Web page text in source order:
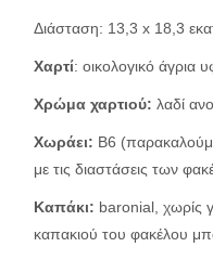
Διάσταση: 13,3 x 18,3
Χαρτί: οικολογικό άγρια
Χρώμα χαρτιού: λαδί
Χωράει: Β6
με τις διαστάσεις των
Καπάκι: baronial, χωρίς
καπακιού του φακέλου